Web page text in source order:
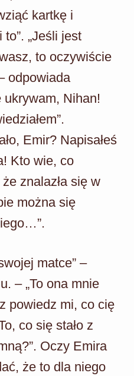
kartkę i
„Jeśli jest
to oczywiście
odpowiada
ukrywam, Nihan!
Emir? Napisałeś
Kto wie, co
znalazła się w
można się
matce” –
– „To ona mnie
powiedz mi, co cię
co się stało z
Oczy Emira
że to dla niego